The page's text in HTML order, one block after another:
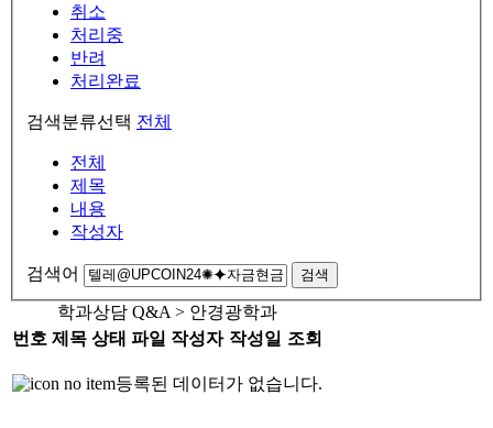
취소
처리중
반려
처리완료
검색분류선택 전체
전체
제목
내용
작성자
검색어 검색
학과상담 Q&A > 안경광학과
번호 제목 상태 파일 작성자 작성일 조회
등록된 데이터가 없습니다.